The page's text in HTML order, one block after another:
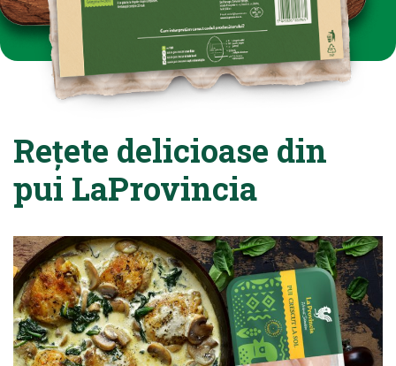
Rețete delicioase din
pui LaProvincia